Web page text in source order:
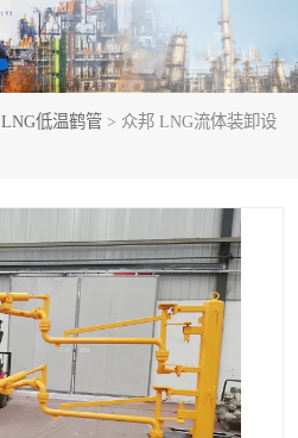
LNG低温鹤管 > 众邦 LNG流体装卸设
LNG低温鹤管
液化气鹤管
活动梯栈台
装车鹤管